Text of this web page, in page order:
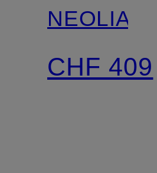
NEOLIA
CHF 409